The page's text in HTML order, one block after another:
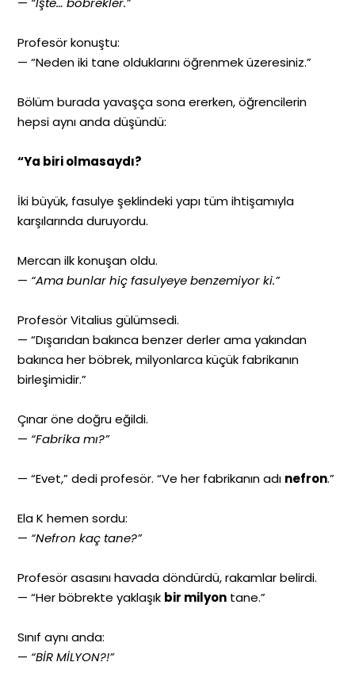
Profesör konuştu:
— “Neden iki tane olduklarını öğrenmek üzeresiniz.”
Bölüm burada yavaşça sona ererken, öğrencilerin
hepsi aynı anda düşündü:
“Ya biri olmasaydı?
İki büyük, fasulye şeklindeki yapı tüm ihtişamıyla
karşılarında duruyordu.
Mercan ilk konuşan oldu.
— “Ama bunlar hiç fasulyeye benzemiyor ki.”
Profesör Vitalius gülümsedi.
— “Dışarıdan bakınca benzer derler ama yakından
bakınca her böbrek, milyonlarca küçük fabrikanın
birleşimidir.”
Çınar öne doğru eğildi.
— “Fabrika mı?”
— “Evet,” dedi profesör. “Ve her fabrikanın adı nefron.”
Ela K hemen sordu:
— “Nefron kaç tane?”
Profesör asasını havada döndürdü, rakamlar belirdi.
— “Her böbrekte yaklaşık bir milyon tane.”
Sınıf aynı anda:
— “BİR MİLYON?!”